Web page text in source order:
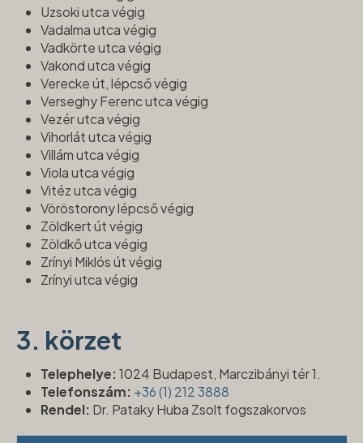
Uzsoki utca végig
Vadalma utca végig
Vadkörte utca végig
Vakond utca végig
Verecke út, lépcső végig
Verseghy Ferenc utca végig
Vezér utca végig
Vihorlát utca végig
Villám utca végig
Viola utca végig
Vitéz utca végig
Vöröstorony lépcső végig
Zöldkert út végig
Zöldkő utca végig
Zrínyi Miklós út végig
Zrínyi utca végig
3. körzet
Telephelye:1024 Budapest, Marczibányi tér 1.
Telefonszám: +36 (1) 212 3888
Rendel: Dr. Pataky Huba Zsolt fogszakorvos